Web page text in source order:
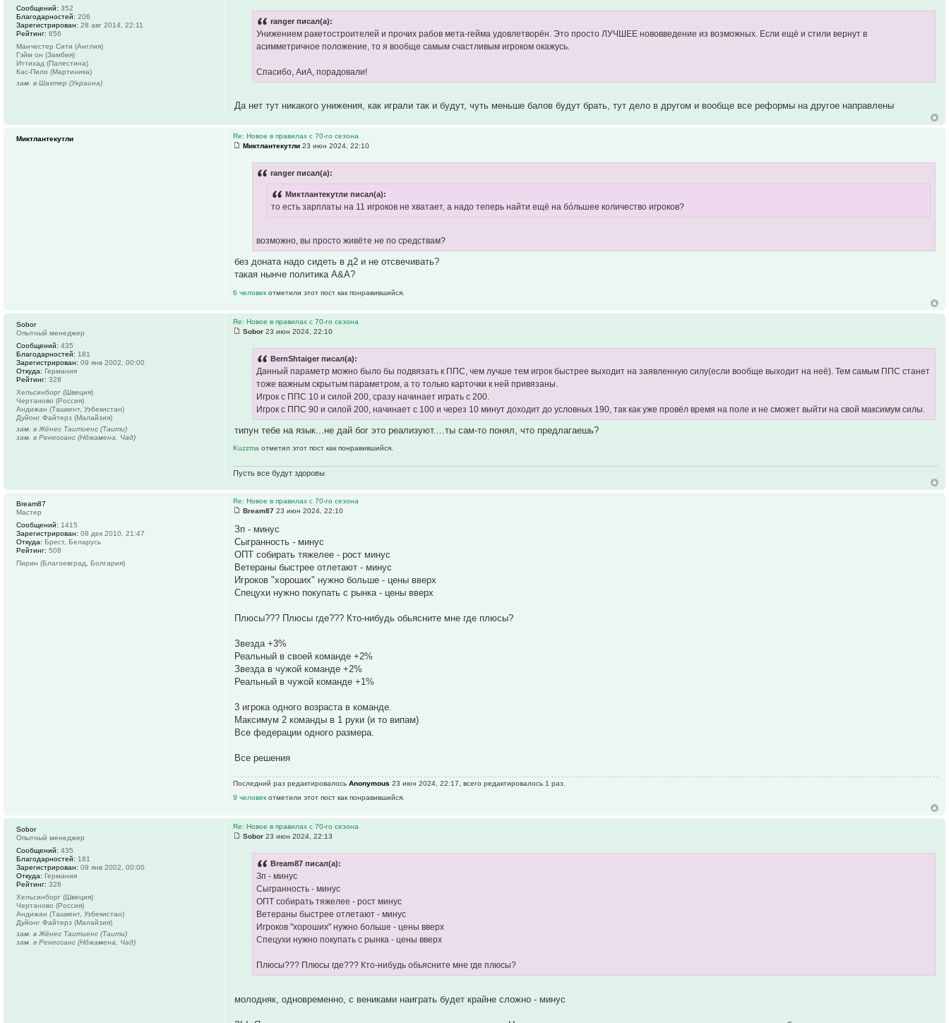
ranger писал(а):
Унижением ракетостроителей и прочих рабов мета-гейма удовлетворён. Это просто ЛУЧШЕЕ нововведение из возможных. Если ещё и стили вернут в
асимметричное положение, то я вообще самым счастливым игроком окажусь.
Спасибо, АиА, порадовали!
Да нет тут никакого унижения, как играли так и будут, чуть меньше балов будут брать, тут дело в другом и вообще все реформы на другое направлены
Сообщений: 352
Благодарностей: 206
Зарегистрирован: 28 авг 2014, 22:11
Рейтинг: 656
Манчестер Сити (Англия)
Гэйм он (Замбия)
Иттихад (Палестина)
Кас-Пило (Мартиника)
зам. в Шахтер (Украина)
Re: Новое в правилах с 70-го сезона
Миктлантекутли 23 июн 2024, 22:10
ranger писал(а):
Миктлантекутли писал(а):
то есть зарплаты на 11 игроков не хватает, а надо теперь найти ещё на бóльшее количество игроков?
возможно, вы просто живёте не по средствам?
без доната надо сидеть в д2 и не отсвечивать?
такая нынче политика А&A?
6 человекотметили этот пост как понравившийся.
Миктлантекутли
Re: Новое в правилах с 70-го сезона
Sobor 23 июн 2024, 22:10
BernShtaiger писал(а):
Данный параметр можно было бы подвязать к ППС, чем лучше тем игрок быстрее выходит на заявленную силу(если вообще выходит на неё). Тем самым ППС станет
тоже важным скрытым параметром, а то только карточки к ней привязаны.
Игрок с ППС 10 и силой 200, сразу начинает играть с 200.
Игрок с ППС 90 и силой 200, начинает с 100 и через 10 минут доходит до условных 190, так как уже провёл время на поле и не сможет выйти на свой максимум силы.
типун тебе на язык...не дай бог это реализуют....ты сам-то понял, что предлагаешь?
Kuzzmaотметил этот пост как понравившийся.
Пусть все будут здоровы
Sobor
Опытный менеджер
Сообщений: 435
Благодарностей: 181
Зарегистрирован: 09 янв 2002, 00:00
Откуда: Германия
Рейтинг: 328
Хельсинборг (Швеция)
Чертаново (Россия)
Андижан (Ташкент, Узбекистан)
Дуйонг Файтерз (Малайзия)
зам. в Жёнес Таитиенс (Таити)
зам. в Ренессанс (Нджамена, Чад)
Re: Новое в правилах с 70-го сезона
Bream87 23 июн 2024, 22:10
Зп - минус
Сыгранность - минус
ОПТ собирать тяжелее - рост минус
Ветераны быстрее отлетают - минус
Игроков "хороших" нужно больше - цены вверх
Спецухи нужно покупать с рынка - цены вверх
Плюсы??? Плюсы где??? Кто-нибудь обьясните мне где плюсы?
Звезда +3%
Реальный в своей команде +2%
Звезда в чужой команде +2%
Реальный в чужой команде +1%
3 игрока одного возраста в команде.
Максимум 2 команды в 1 руки (и то випам)
Все федерации одного размера.
Все решения
Последний раз редактировалосьAnonymous 23 июн 2024, 22:17, всего редактировалось 1 раз.
9 человекотметили этот пост как понравившийся.
Bream87
Мастер
Сообщений: 1415
Зарегистрирован: 08 дек 2010, 21:47
Откуда: Брест, Беларусь
Рейтинг: 508
Пирин (Благоевград, Болгария)
Re: Новое в правилах с 70-го сезона
Sobor 23 июн 2024, 22:13
Bream87 писал(а):
Зп - минус
Сыгранность - минус
ОПТ собирать тяжелее - рост минус
Ветераны быстрее отлетают - минус
Игроков "хороших" нужно больше - цены вверх
Спецухи нужно покупать с рынка - цены вверх
Плюсы??? Плюсы где??? Кто-нибудь обьясните мне где плюсы?
молодняк, одновременно, с вениками наиграть будет крайне сложно - минус
Sobor
Опытный менеджер
Сообщений: 435
Благодарностей: 181
Зарегистрирован: 09 янв 2002, 00:00
Откуда: Германия
Рейтинг: 328
Хельсинборг (Швеция)
Чертаново (Россия)
Андижан (Ташкент, Узбекистан)
Дуйонг Файтерз (Малайзия)
зам. в Жёнес Таитиенс (Таити)
зам. в Ренессанс (Нджамена, Чад)